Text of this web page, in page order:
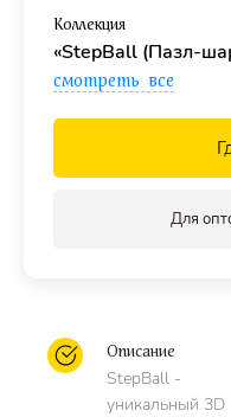
Коллекция
«StepBall (Пазл-
смотреть все
Для
Описание
StepBall -
уникальный 3D